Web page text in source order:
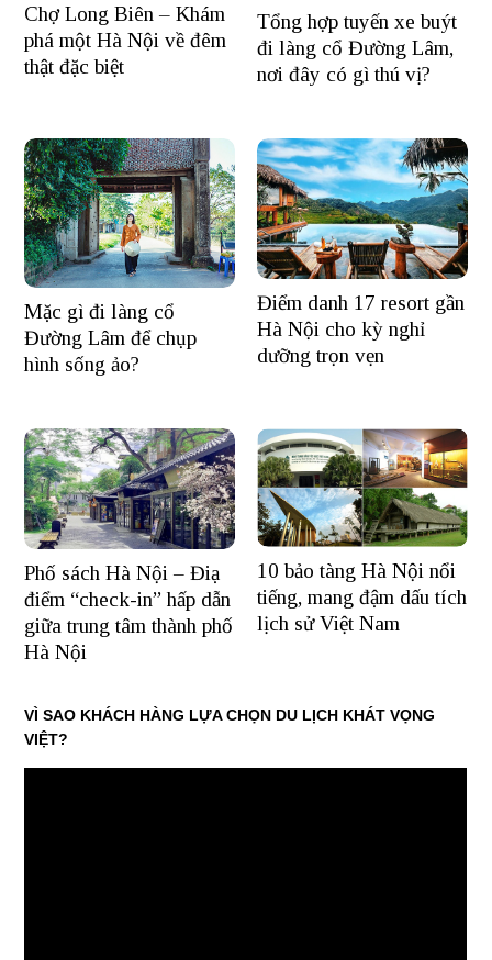
Chợ Long Biên – Khám
phá một Hà Nội về đêm
thật đặc biệt
Tổng hợp tuyến xe buýt
đi làng cổ Đường Lâm,
nơi đây có gì thú vị?
Mặc gì đi làng cổ
Đường Lâm để chụp
hình sống ảo?
Điểm danh 17 resort gần
Hà Nội cho kỳ nghỉ
dưỡng trọn vẹn
Phố sách Hà Nội – Điạ
điểm “check-in” hấp dẫn
giữa trung tâm thành phố
Hà Nội
10 bảo tàng Hà Nội nổi
tiếng, mang đậm dấu tích
lịch sử Việt Nam
VÌ SAO KHÁCH HÀNG LỰA CHỌN DU LỊCH KHÁT VỌNG
VIỆT?